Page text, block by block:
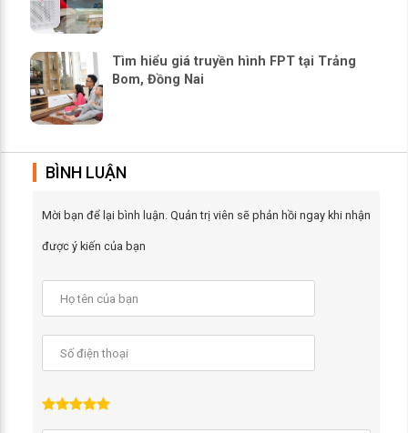
Tìm hiểu giá truyền hình FPT tại Trảng
Bom, Đồng Nai
BÌNH LUẬN
Mời bạn để lại bình luận. Quản trị viên sẽ phản hồi ngay khi nhận
được ý kiến của bạn